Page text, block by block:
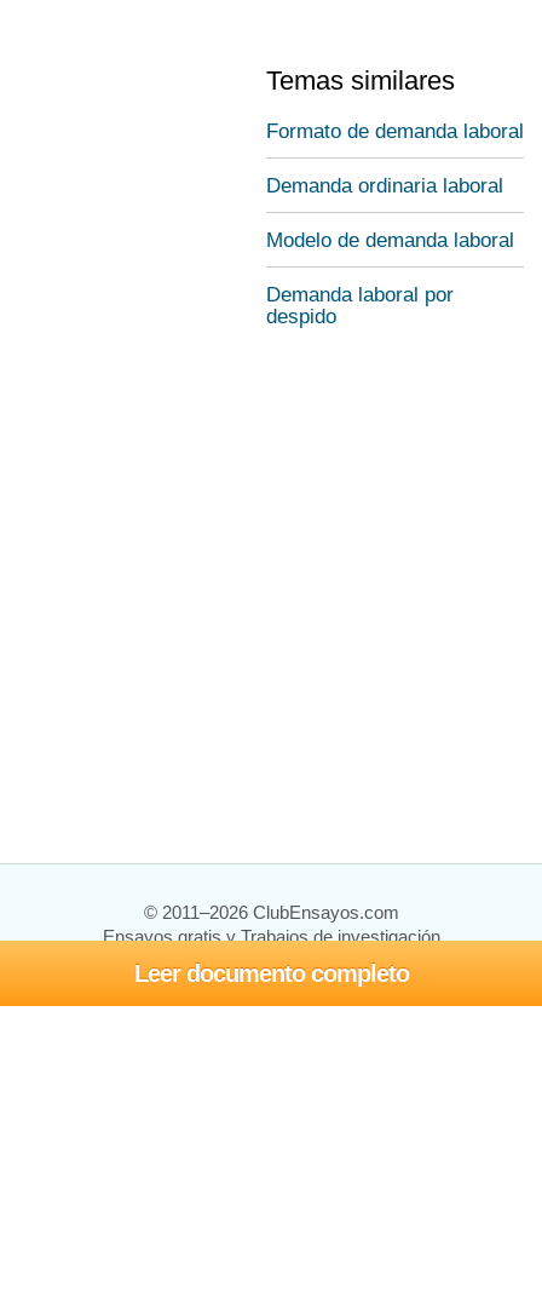
Leer documento completo
Temas similares
Formato de demanda laboral
Demanda ordinaria laboral
Modelo de demanda laboral
Demanda laboral por
despido
© 2011–2026 ClubEnsayos.com
Ensayos gratis y Trabajos de investigación